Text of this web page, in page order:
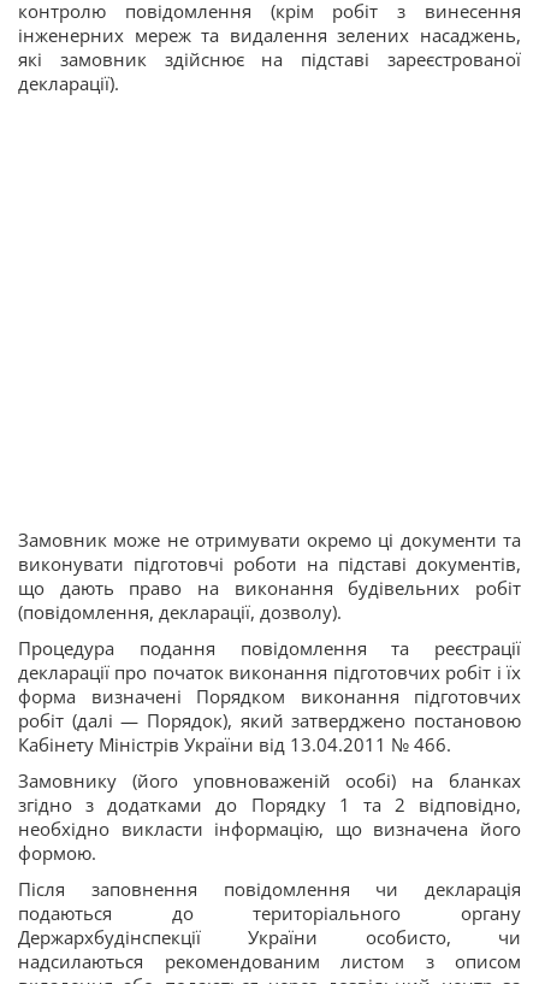
контролю повідомлення (крім робіт з винесення
інженерних мереж та видалення зелених насаджень,
які замовник здійснює на підставі зареєстрованої
декларації).
Замовник може не отримувати окремо ці документи та
виконувати підготовчі роботи на підставі документів,
що дають право на виконання будівельних робіт
(повідомлення, декларації, дозволу).
Процедура подання повідомлення та реєстрації
декларації про початок виконання підготовчих робіт і їх
форма визначені Порядком виконання підготовчих
робіт (далі — Порядок), який затверджено постановою
Кабінету Міністрів України від 13.04.2011 № 466.
Замовнику (його уповноваженій особі) на бланках
згідно з додатками до Порядку 1 та 2 відповідно,
необхідно викласти інформацію, що визначена його
формою.
Після заповнення повідомлення чи декларація
подаються до територіального органу
Держархбудінспекції України особисто, чи
надсилаються рекомендованим листом з описом